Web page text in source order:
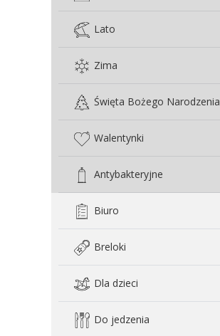
Lato
Zima
Święta Bożego Narodzenia
Walentynki
Antybakteryjne
Biuro
Breloki
Dla dzieci
Do jedzenia